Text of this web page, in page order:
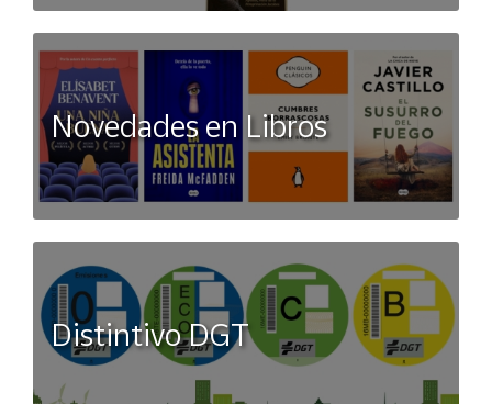
Novedades en Libros
Distintivo DGT